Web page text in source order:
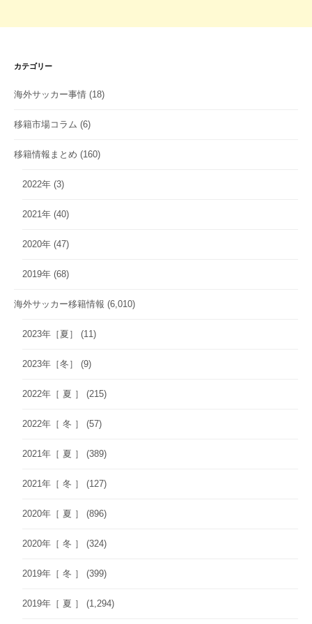
カテゴリー
海外サッカー事情 (18)
移籍市場コラム (6)
移籍情報まとめ (160)
2022年 (3)
2021年 (40)
2020年 (47)
2019年 (68)
海外サッカー移籍情報 (6,010)
2023年［夏］ (11)
2023年［冬］ (9)
2022年［ 夏 ］ (215)
2022年［ 冬 ］ (57)
2021年［ 夏 ］ (389)
2021年［ 冬 ］ (127)
2020年［ 夏 ］ (896)
2020年［ 冬 ］ (324)
2019年［ 冬 ］ (399)
2019年［ 夏 ］ (1,294)